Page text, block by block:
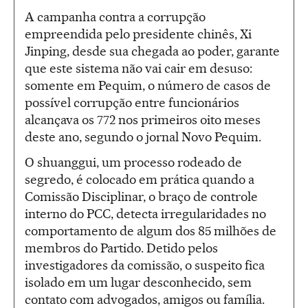
A campanha contra a corrupção
empreendida pelo presidente chinês, Xi
Jinping, desde sua chegada ao poder, garante
que este sistema não vai cair em desuso:
somente em Pequim, o número de casos de
possível corrupção entre funcionários
alcançava os 772 nos primeiros oito meses
deste ano, segundo o jornal Novo Pequim.
O shuanggui, um processo rodeado de
segredo, é colocado em prática quando a
Comissão Disciplinar, o braço de controle
interno do PCC, detecta irregularidades no
comportamento de algum dos 85 milhões de
membros do Partido. Detido pelos
investigadores da comissão, o suspeito fica
isolado em um lugar desconhecido, sem
contato com advogados, amigos ou família.